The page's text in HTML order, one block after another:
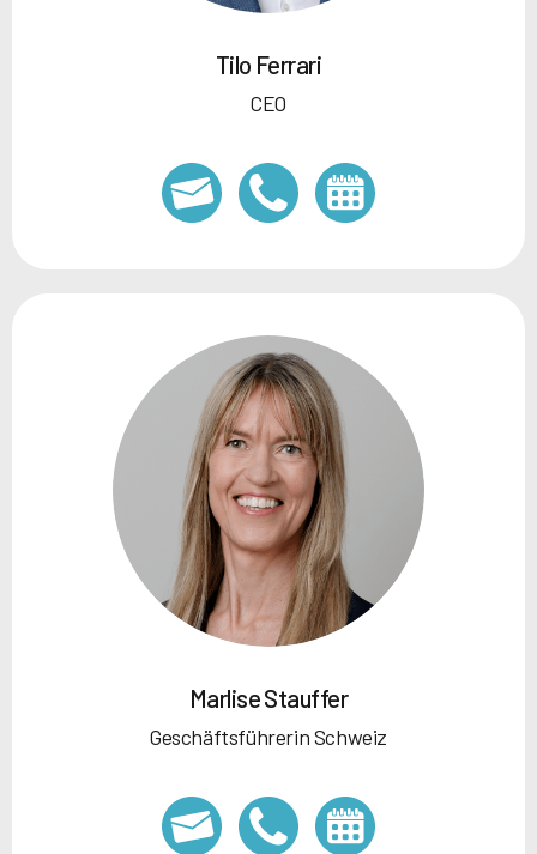
Tilo Ferrari
CEO
Marlise Stauffer
Geschäftsführerin Schweiz